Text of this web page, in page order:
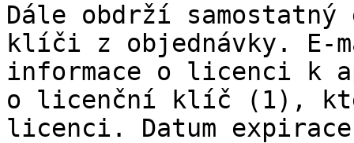
Dále obdrží samostatný
klíči z objednávky. E-
informace o licenci k
o licenční klíč (1),
licenci. Datum